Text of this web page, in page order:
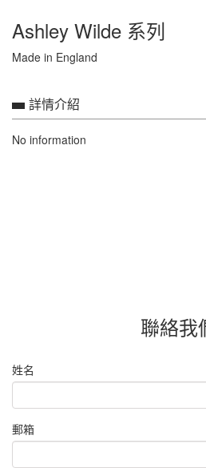
Ashley Wilde 系列
Made in England
詳情介紹
No information
聯絡我
姓名
郵箱